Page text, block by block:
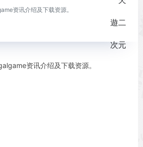
资讯介绍及下载资源。
资讯介绍及下载资源。